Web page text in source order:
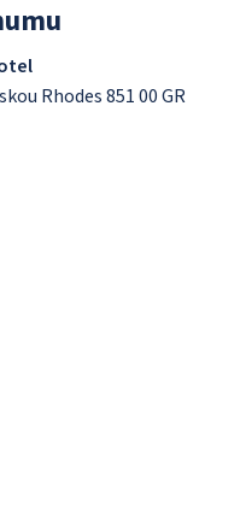
Rhodes 851 00 GR